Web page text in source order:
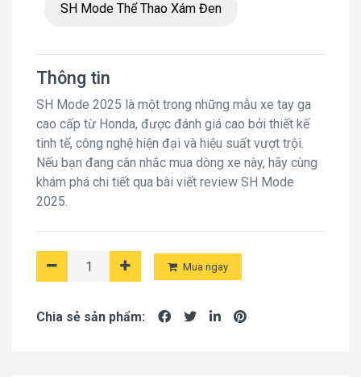
SH Mode Thể Thao Xám Đen
Thông tin
SH Mode 2025 là một trong những mẫu xe tay ga
cao cấp từ Honda, được đánh giá cao bởi thiết kế
tinh tế, công nghệ hiện đại và hiệu suất vượt trội.
Nếu bạn đang cân nhắc mua dòng xe này, hãy cùng
khám phá chi tiết qua bài viết review SH Mode
2025.
Mua ngay
Chia sẻ sản phẩm: